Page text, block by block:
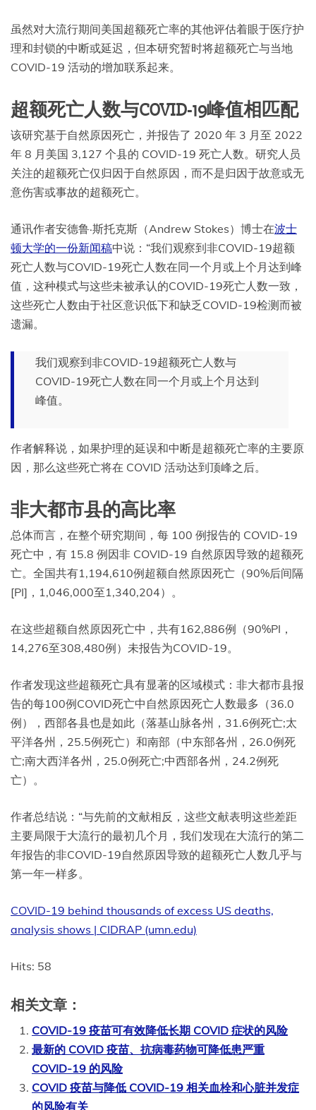
虽然对大流行期间美国超额死亡率的其他评估着眼于医疗护
理和封锁的中断或延迟，但本研究暂时将超额死亡与当地
COVID-19 活动的增加联系起来。
超额死亡人数与COVID-19峰值相匹配
该研究基于自然原因死亡，并报告了 2020 年 3 月至 2022
年 8 月美国 3,127 个县的 COVID-19 死亡人数。研究人员
关注的超额死亡仅归因于自然原因，而不是归因于故意或无
意伤害或事故的超额死亡。
通讯作者安德鲁·斯托克斯（Andrew Stokes）博士在波士
顿大学的一份新闻稿中说：“我们观察到非COVID-19超额
死亡人数与COVID-19死亡人数在同一个月或上个月达到峰
值，这种模式与这些未被承认的COVID-19死亡人数一致，
这些死亡人数由于社区意识低下和缺乏COVID-19检测而被
遗漏。
我们观察到非COVID-19超额死亡人数与
COVID-19死亡人数在同一个月或上个月达到
峰值。
作者解释说，如果护理的延误和中断是超额死亡率的主要原
因，那么这些死亡将在 COVID 活动达到顶峰之后。
非大都市县的高比率
总体而言，在整个研究期间，每 100 例报告的 COVID-19
死亡中，有 15.8 例因非 COVID-19 自然原因导致的超额死
亡。全国共有1,194,610例超额自然原因死亡（90%后间隔
[PI]，1,046,000至1,340,204）。
在这些超额自然原因死亡中，共有162,886例（90%PI，
14,276至308,480例）未报告为COVID-19。
作者发现这些超额死亡具有显著的区域模式：非大都市县报
告的每100例COVID死亡中自然原因死亡人数最多（36.0
例），西部各县也是如此（落基山脉各州，31.6例死亡;太
平洋各州，25.5例死亡）和南部（中东部各州，26.0例死
亡;南大西洋各州，25.0例死亡;中西部各州，24.2例死
亡）。
作者总结说：“与先前的文献相反，这些文献表明这些差距
主要局限于大流行的最初几个月，我们发现在大流行的第二
年报告的非COVID-19自然原因导致的超额死亡人数几乎与
第一年一样多。
COVID-19 behind thousands of excess US deaths,
analysis shows | CIDRAP (umn.edu)
Hits: 58
相关文章：
COVID-19 疫苗可有效降低长期 COVID 症状的风险
最新的 COVID 疫苗、抗病毒药物可降低患严重
COVID-19 的风险
COVID 疫苗与降低 COVID-19 相关血栓和心脏并发症
的风险有关